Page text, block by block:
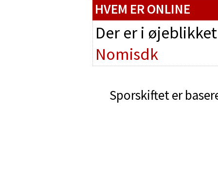
HVEM ER ONLINE
Der er i
Nomisdk
Sporskiftet er